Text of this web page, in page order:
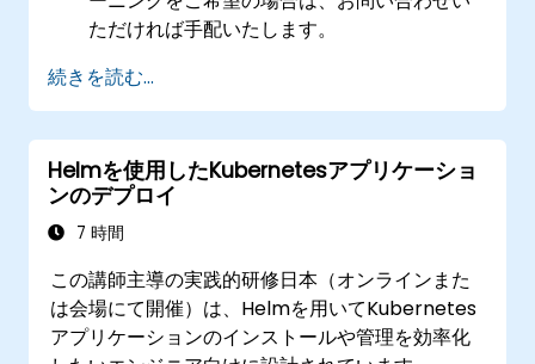
ただければ手配いたします。
続きを読む...
Helmを使用したKubernetesアプリケーショ
ンのデプロイ
7 時間
この講師主導の実践的研修日本（オンラインまた
は会場にて開催）は、Helmを用いてKubernetes
アプリケーションのインストールや管理を効率化